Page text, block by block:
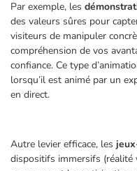
Par exemple, les
des valeurs sûres pour
visiteurs de manipuler
compréhension de vos
confiance. Ce type
lorsqu’il est animé par un
en direct.
Autre levier efficace, les
dispositifs immersifs